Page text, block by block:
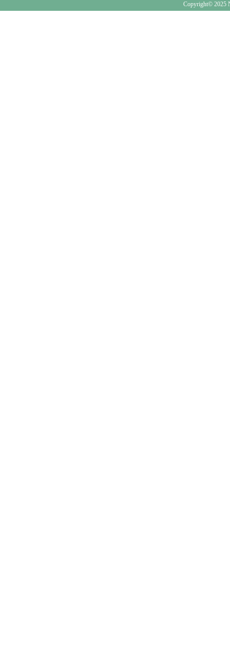
Copyright© 2025